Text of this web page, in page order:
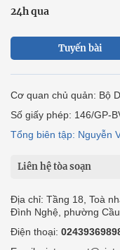
24h qua
Tuyến bài
Cơ quan chủ quản: Bộ
Số giấy phép: 146/GP-
Tổng biên tập: Nguyễn
Liên hệ tòa soạn
Địa chỉ: Tầng 18, Toà
Đình Nghệ, phường Cầu
Điện thoại: